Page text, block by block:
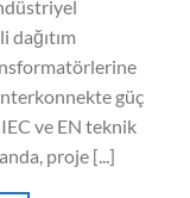
güç
ve EN teknik
proje [...]